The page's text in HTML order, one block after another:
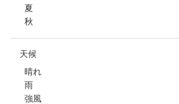
夏
秋
天候
晴れ
雨
強風